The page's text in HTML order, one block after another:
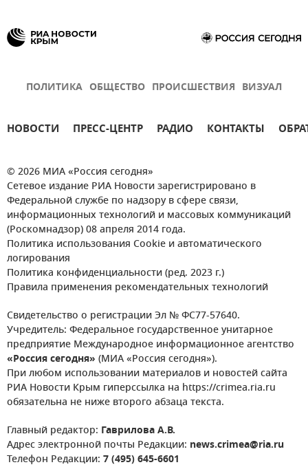
ПОЛИТИКА ОБЩЕСТВО ПРОИСШЕСТВИЯ ВИЗУАЛ
НОВОСТИ ПРЕСС-ЦЕНТР РАДИО КОНТАКТЫ
© 2026 МИА «Россия сегодня»
Сетевое издание РИА Новости зарегистрировано в
Федеральной службе по надзору в сфере связи,
информационных технологий и массовых коммуникаций
(Роскомнадзор) 08 апреля 2014 года.
Политика использования Cookie и автоматического
логирования
Политика конфиденциальности (ред. 2023 г.)
Правила применения рекомендательных технологий
Свидетельство о регистрации Эл № ФС77-57640.
Учредитель: Федеральное государственное унитарное
предприятие Международное информационное агентство
«Россия сегодня» (МИА «Россия сегодня»).
При любом использовании материалов и новостей сайта
РИА Новости Крым гиперссылка на https://crimea.ria.ru
обязательна не ниже второго абзаца текста.
Главный редактор: Гаврилова А.В.
Адрес электронной почты Редакции: news.crimea@ria.ru
Телефон Редакции: 7 (495) 645-6601